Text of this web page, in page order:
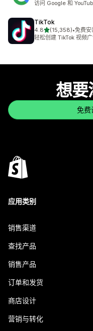
访问 Google 和
TikTok
4.8星（满分 5 星）
(15,358)
总共 15358 条评论
•免费安
轻松创建 TikTok 视频
想要
免
应用类别
销售渠道
查找产品
销售产品
订单和发货
商店设计
营销与转化